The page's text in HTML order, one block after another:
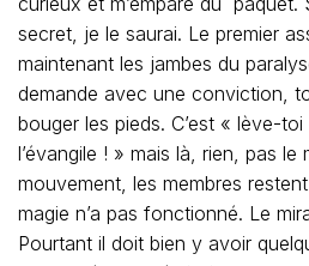
au Philippines !
Il est presque midi, chaque
quelques minutes. Déjà d’autres
Placido, d’autres malades
Avant qu’il ne soit happé et ne